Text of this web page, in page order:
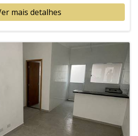
mais detalhes